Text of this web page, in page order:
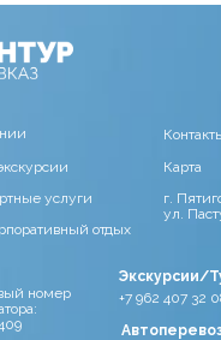
Карта
услуги
Экскурсии/
+7 962 407 32
номер
г.
ул.
отдых